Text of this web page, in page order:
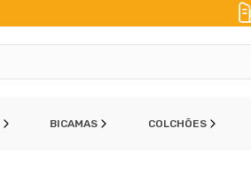
BICAMAS COLCHÕES